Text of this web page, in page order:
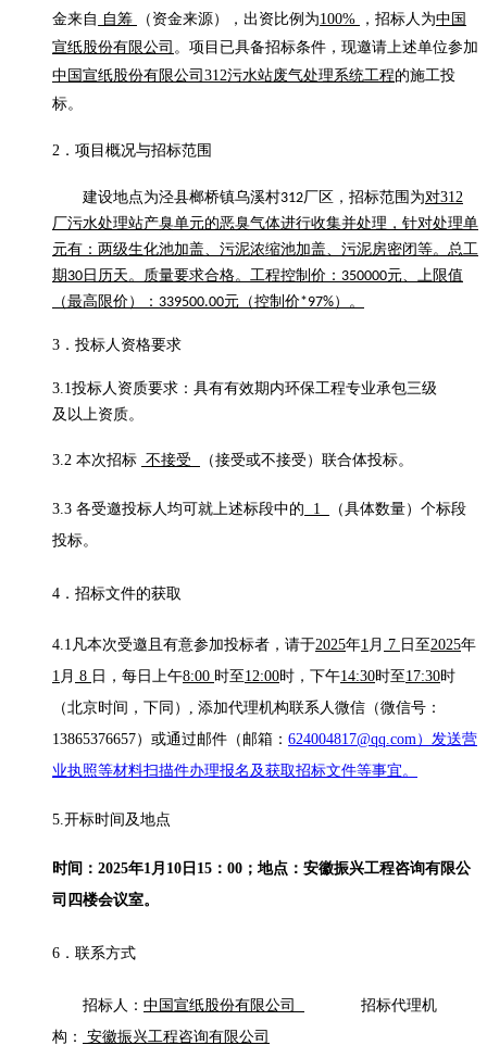
金来自 自筹 （资金来源），出资比例为100% ，招标人为中国
宣纸股份有限公司 。项目已具备招标条件，现邀请上述单位参加
中国宣纸股份有限公司 312污水站废气处理系统工程的施工投
标。
2．项目概况与招标范围
建设地点为泾县榔桥镇乌溪村312厂区 ， 招标范围为对312
厂污水处理站产臭单元的恶臭气体进行收集并处理，针对处理单
元有：两级生化池加盖、污泥浓缩池加盖、污泥房密闭等。 总工
期 30 日历天 。质量要求合格。 工程控制价： 350000元、上限值
（最高限价）： 339500.00元（控制价*97%）。
3． 投标人资格要求
3.1 投标人资质要求： 具有有效期内环保工程专业承包三级
及以上资质。
3.2 本次招标 不接受 （接受或不接受）联合体投标。
3.3 各受邀投标人均可就上述标段中的 1
（具体数量）个标段
投标。
4．招标文件的获取
4.1 凡本次受邀且有意参加投标者，请于2025年1 月 7 日至2025年
1 月 8 日 ，每日上午8:00 时至 12:00时，下午14:30时至 17:30时
（北京时间，下同） , 添加代理机构联系人微信（微信号：
13865376657）或通过邮件（邮箱： 624004817@qq.com）发送营
业执照等材料扫描件办理报名及获取招标文件等事宜。
5.开标时间及地点
时间 ： 2025年1月 10 日 15 ： 00；地点：安徽振兴工程咨询有限公
司四楼会议室。
6．联系方式
招标人： 中国宣纸股份有限公司
招标代理机
构：
安徽振兴工程咨询有限公司